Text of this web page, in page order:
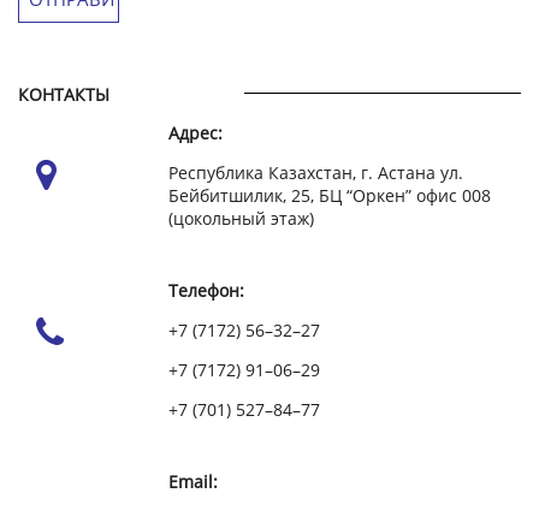
КОНТАКТЫ
Адрес:
Республика Казахстан, г. Астана ул.
Бейбитшилик, 25, БЦ “Оркен” офис 008
(цокольный этаж)
Телефон:
+7 (7172) 56–32–27
+7 (7172) 91–06–29
+7 (701) 527–84–77
Email: